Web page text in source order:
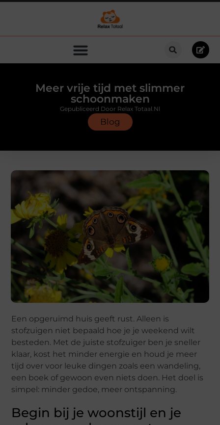
Meer vrije tijd met slimmer
schoonmaken
Blog
Gepubliceerd Door Relax Totaal.nl
Een opgeruimd huis geeft rust. Alleen is
stofzuigen niet bepaald hoe je je weekend wilt
besteden. Met de juiste stofzuiger ben je sneller
klaar, kost het minder energie en houd je meer
tijd over voor leuke dingen zoals een wandeling,
een boek of gewoon even niets doen. Het doel is
simpel: minder gedoe, meer ontspanning.
Begin bij je woonstijl en je